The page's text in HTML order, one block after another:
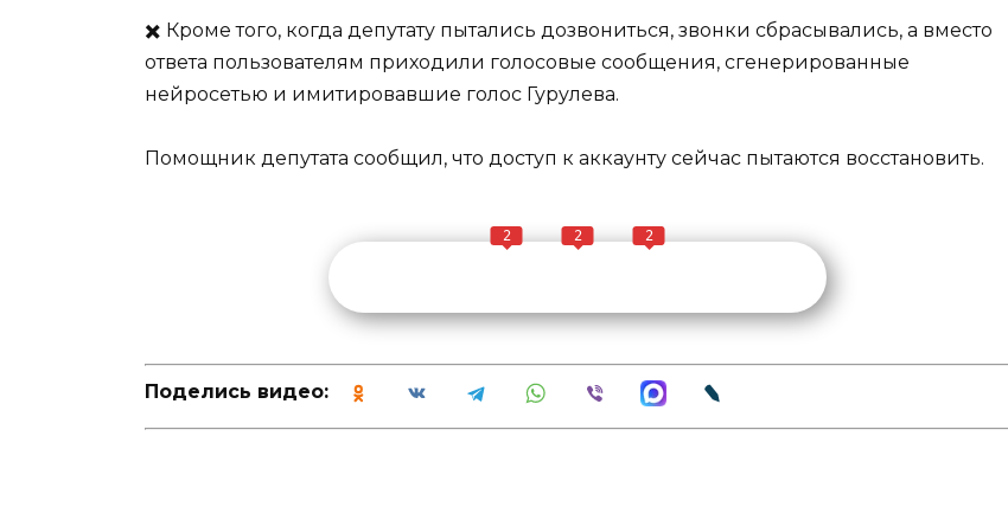
✖️ Кроме того, когда депутату пытались дозвониться, звонки сбрасывались, а вместо
ответа пользователям приходили голосовые сообщения, сгенерированные
нейросетью и имитировавшие голос Гурулева.
Помощник депутата сообщил, что доступ к аккаунту сейчас пытаются восстановить.
2 2 2
Поделись видео: